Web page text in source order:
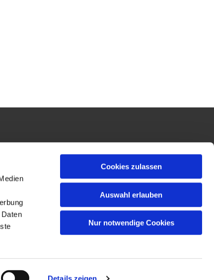
Details zeigen
Cookies zulassen
Auswahl erlauben
Nur notwendige Cookies